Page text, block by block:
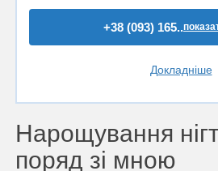
+38 (093) 165..
Докладніше
Нарощування
поряд зі мною